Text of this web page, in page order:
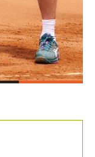
Monfils cae en